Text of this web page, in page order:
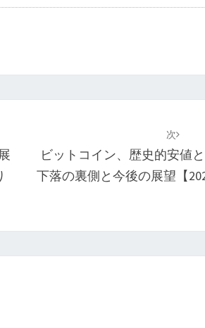
次
ビットコイン、歴史的安値
下落の裏側と今後の展望【